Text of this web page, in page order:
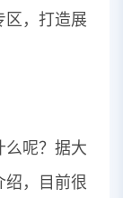
区，打造展
呢？据大
绍，目前很